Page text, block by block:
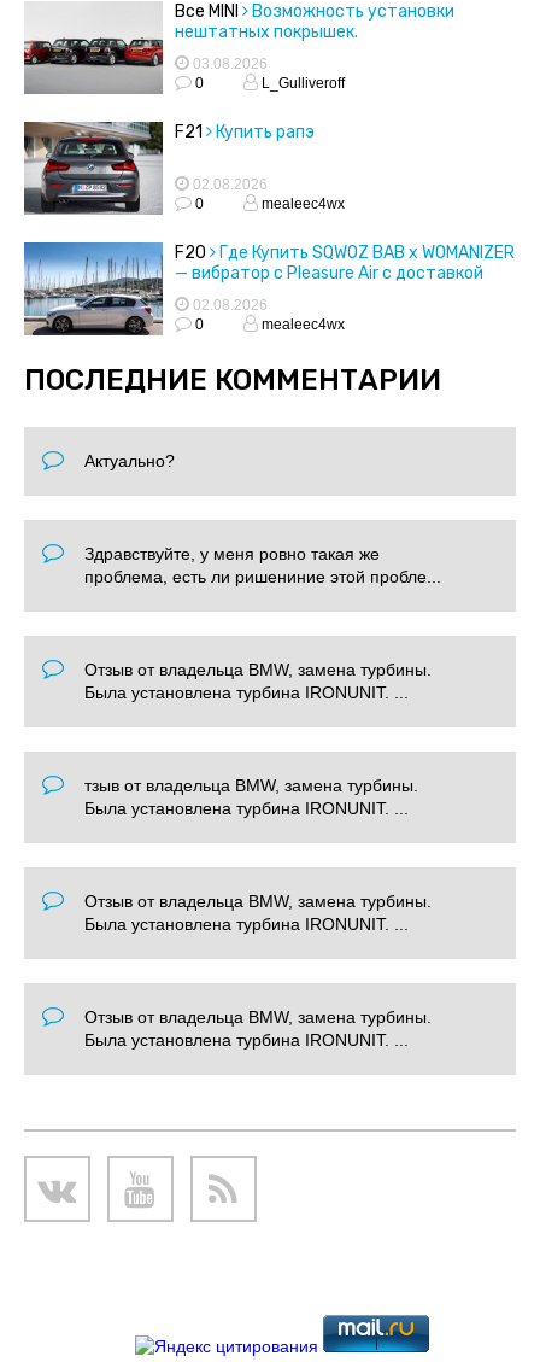
Все MINI
Возможность установки
нештатных покрышек.
03.08.2026
0
L_Gulliveroff
F21 Купить рапэ
02.08.2026
0
mealeec4wx
F20
Где Купить SQWOZ BAB x WOMANIZER
— вибратор с Pleasure Air с доставкой
02.08.2026
0
mealeec4wx
ПОСЛЕДНИЕ КОММЕНТАРИИ
Актуально?
Здравствуйте, у меня ровно такая же
проблема, есть ли ришениние этой пробле...
Отзыв от владельца BMW, замена турбины.
Была установлена турбина IRONUNIT. ...
тзыв от владельца BMW, замена турбины.
Была установлена турбина IRONUNIT. ...
Отзыв от владельца BMW, замена турбины.
Была установлена турбина IRONUNIT. ...
Отзыв от владельца BMW, замена турбины.
Была установлена турбина IRONUNIT. ...